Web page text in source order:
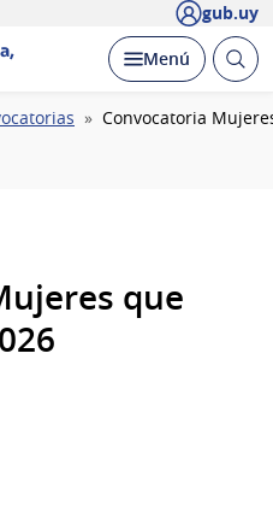
gub.uy
Desplegar
Menú Abrir
Convocatoria
que